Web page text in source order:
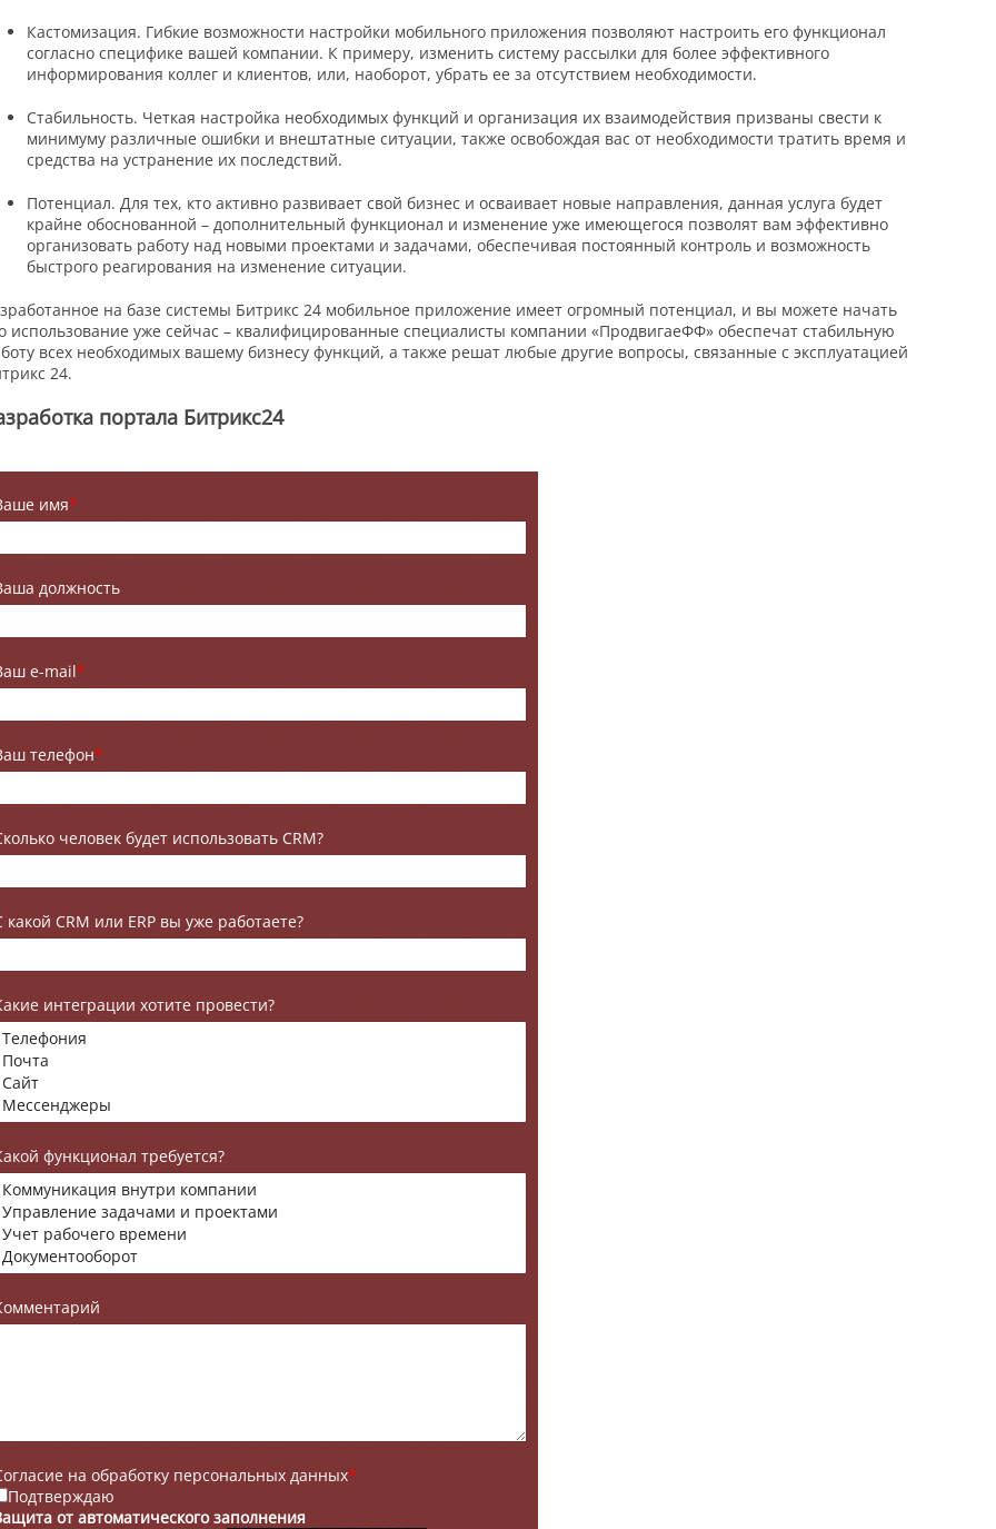
Кастомизация. Гибкие возможности настройки мобильного приложения позволяют настроить его функционал
согласно специфике вашей компании. К примеру, изменить систему рассылки для более эффективного
информирования коллег и клиентов, или, наоборот, убрать ее за отсутствием необходимости.
Стабильность. Четкая настройка необходимых функций и организация их взаимодействия призваны свести к
минимуму различные ошибки и внештатные ситуации, также освобождая вас от необходимости тратить время и
средства на устранение их последствий.
Потенциал. Для тех, кто активно развивает свой бизнес и осваивает новые направления, данная услуга будет
крайне обоснованной – дополнительный функционал и изменение уже имеющегося позволят вам эффективно
организовать работу над новыми проектами и задачами, обеспечивая постоянный контроль и возможность
быстрого реагирования на изменение ситуации.
на базе системы Битрикс 24 мобильное приложение имеет огромный потенциал, и вы можете начать
использование уже сейчас – квалифицированные специалисты компании «ПродвигаеФФ» обеспечат стабильную
всех необходимых вашему бизнесу функций, а также решат любые другие вопросы, связанные с эксплуатацией
24.
портала Битрикс24
имя*
должность
e-mail*
телефон*
человек будет использовать CRM?
какой CRM или ERP вы уже работаете?
интеграции хотите провести?
функционал требуется?
на обработку персональных данных*
Подтверждаю
от автоматического заполнения